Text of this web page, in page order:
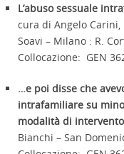
L’abuso sessuale
cura di Angelo Carini,
Soavi – Milano : R.
Collocazione: GEN
…e poi disse che
intrafamiliare su
modalità di intervento
Bianchi – San